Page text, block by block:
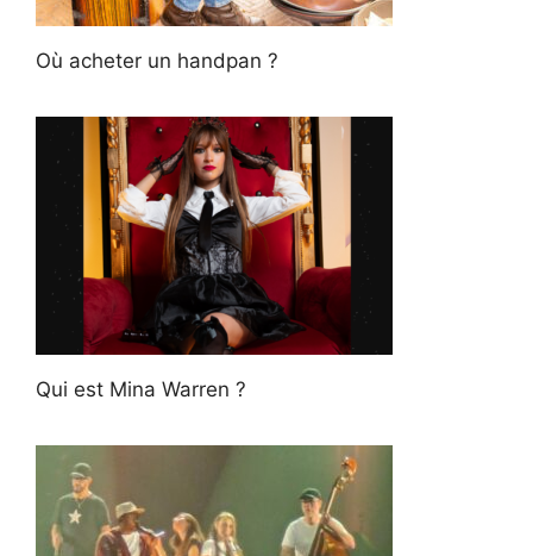
Où acheter un handpan ?
Qui est Mina Warren ?